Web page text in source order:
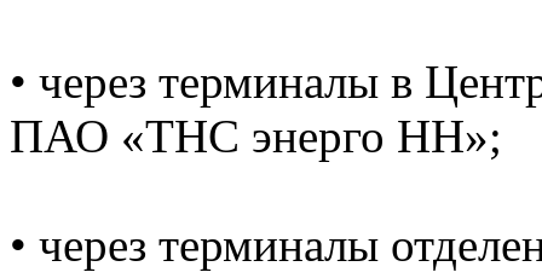
• через терминалы в
ПАО «ТНС энерго НН»;
• через терминалы